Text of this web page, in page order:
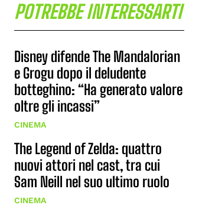
POTREBBE INTERESSARTI
Disney difende The Mandalorian
e Grogu dopo il deludente
botteghino: “Ha generato valore
oltre gli incassi”
CINEMA
The Legend of Zelda: quattro
nuovi attori nel cast, tra cui
Sam Neill nel suo ultimo ruolo
CINEMA